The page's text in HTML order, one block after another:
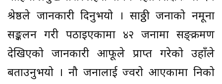
श्रेष्ठले जानकारी दिनुभयो । साठ्ठी जनाको नमूना
सङ्कलन गरी पठाइएकामा ४२ जनामा सङ्क्रमण
देखिएको जानकारी आफूले प्राप्त गरेको उहाँले
बताउनुभयो । नौ जनालाई ज्वरो आएकामा निको